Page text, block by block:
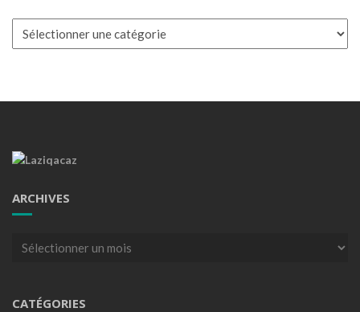
ARCHIVES
Archives
CATÉGORIES